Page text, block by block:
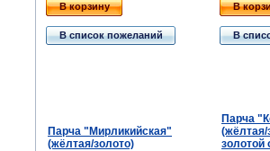
В корзину
В список пожеланий
В
В
Парча "Мирликийская"
(жёлтая/золото)
Парча
(жёлтая/
золотой